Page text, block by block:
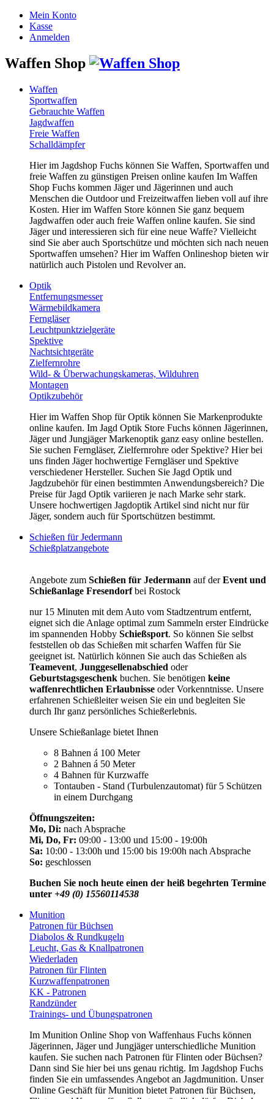
Mein Konto
Kasse
Anmelden
Waffen Shop
Waffen
Sportwaffen
Gebrauchte Waffen
Jagdwaffen
Freie Waffen
Schalldämpfer
Hier im Jagdshop Fuchs können Sie Waffen, Sportwaffen und
freie Waffen zu günstigen Preisen online kaufen Im Waffen
Shop Fuchs kommen Jäger und Jägerinnen und auch
Menschen die Outdoor und Freizeitwaffen lieben voll auf ihre
Kosten. Hier im Waffen Store können Sie ganz bequem
Jagdwaffen oder auch freie Waffen online kaufen. Sie sind
Jäger und interessieren sich für eine neue Waffe? Vielleicht
sind Sie aber auch Sportschütze und möchten sich nach neuen
Sportwaffen umsehen? Hier im Waffen Onlineshop bieten wir
natürlich auch Pistolen und Revolver an.
Optik
Entfernungsmesser
Wärmebildkamera
Ferngläser
Leuchtpunktzielgeräte
Spektive
Nachtsichtgeräte
Zielfernrohre
Wild- & Überwachungskameras, Wilduhren
Montagen
Optikzubehör
Hier im Waffen Shop für Optik können Sie Markenprodukte
online kaufen. Im Jagd Optik Store Fuchs können Jägerinnen,
Jäger und Jungjäger Markenoptik ganz easy online bestellen.
Sie suchen Ferngläser, Zielfernrohre oder Spektive? Hier bei
uns finden Jäger hochwertige Ferngläser und Spektive
verschiedener Hersteller. Suchen Sie Jagd Optik und
Jagdzubehör für einen bestimmten Anwendungsbereich? Die
Preise für Jagd Optik variieren je nach Marke sehr stark.
Unsere hochwertigen Jagdoptik Artikel sind nicht nur für
Jäger, sondern auch für Sportschützen bestimmt.
Schießen für Jedermann
Schießplatzangebote
Angebote zum Schießen für Jedermann auf derEvent und
Schießanlage Fresendorfbei Rostock
nur 15 Minuten mit dem Auto vom Stadtzentrum entfernt,
eignet sich die Anlage optimal zum Sammeln erster Eindrücke
im spannenden Hobby Schießsport. So können Sie selbst
feststellen ob das Schießen mit scharfen Waffen für Sie
geeignet ist. Natürlich können Sie auch das Schießen als
Teamevent, Junggesellenabschied oder
Geburtstagsgeschenk buchen. Sie benötigen keine
waffenrechtlichen Erlaubnisse oder Vorkenntnisse. Unsere
erfahrenen Schießleiter weisen Sie ein und begleiten Sie
durch Ihr ganz persönliches Schießerlebnis.
Unsere Schießanlage bietet Ihnen
8 Bahnen á 100 Meter
2 Bahnen á 50 Meter
4 Bahnen für Kurzwaffe
Tontauben - Stand (Turbulenzautomat) für 5 Schützen
in einem Durchgang
Öffnungszeiten:
Mo, Di: nach Absprache
Mi, Do, Fr: 09:00 - 13:00 und 15:00 - 19:00h
Sa: 10:00 - 13:00h und 15:00 bis 19:00h nach Absprache
So: geschlossen
Buchen Sie noch heute einen der heiß begehrten Termine
unter +49 (0) 15560114538
Munition
Patronen für Büchsen
Diabolos & Rundkugeln
Leucht, Gas & Knallpatronen
Wiederladen
Patronen für Flinten
Kurzwaffenpatronen
KK - Patronen
Randzünder
Trainings- und Übungspatronen
Im Munition Online Shop von Waffenhaus Fuchs können
Jägerinnen, Jäger und Jungjäger unterschiedliche Munition
kaufen. Sie suchen nach Patronen für Flinten oder Büchsen?
Dann sind Sie hier bei uns genau richtig. Im Jagdshop Fuchs
finden Sie ein umfassendes Angebot an Jagdmunition. Unser
Online Geschäft für Munition bietet Patronen für Büchsen,